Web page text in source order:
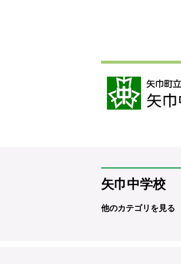
矢巾中学校
他のカテゴリを見る